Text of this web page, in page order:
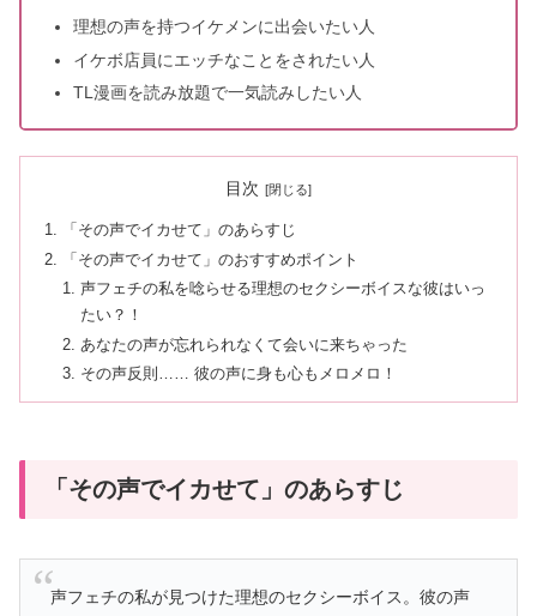
理想の声を持つイケメンに出会いたい人
イケボ店員にエッチなことをされたい人
TL漫画を読み放題で一気読みしたい人
目次
「その声でイカせて」のあらすじ
「その声でイカせて」のおすすめポイント
声フェチの私を唸らせる理想のセクシーボイスな彼はいっ
たい？！
あなたの声が忘れられなくて会いに来ちゃった
その声反則…… 彼の声に身も心もメロメロ！
「その声でイカせて」のあらすじ
声フェチの私が見つけた理想のセクシーボイス。彼の声